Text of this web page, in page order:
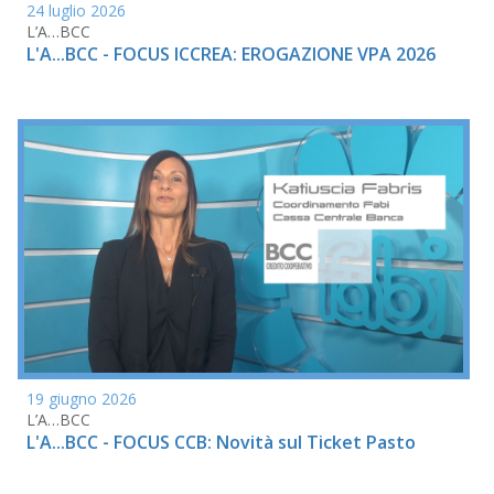
24 luglio 2026
L’A…BCC
L'A...BCC - FOCUS ICCREA: EROGAZIONE VPA 2026
19 giugno 2026
L’A…BCC
L'A...BCC - FOCUS CCB: Novità sul Ticket Pasto